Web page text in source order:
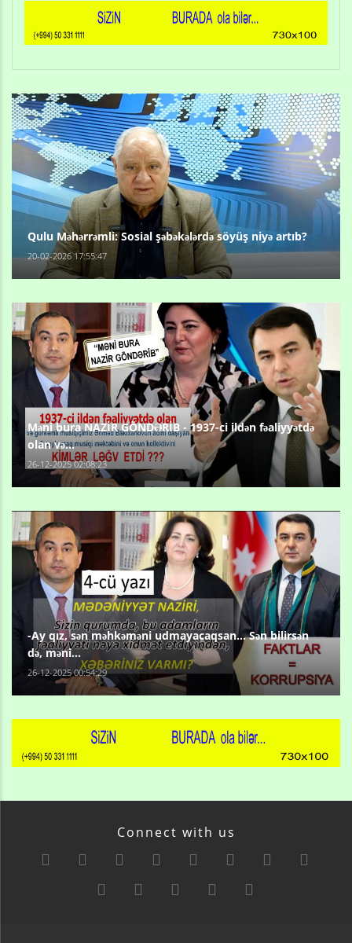
Qulu Məhərrəmli: Sosial şəbəkələrdə söyüş niyə artıb?
20-02-2026 17:55:47
Məni bura NAZİR GÖNDƏRİB - 1937-ci ildən fəaliyyətdə
olan və...
26-12-2025 02:08:23
-Ay qız, sən məhkəməni udmayacaqsan... Sən bilirsən
də, məni...
26-12-2025 00:54:29
Connect with us